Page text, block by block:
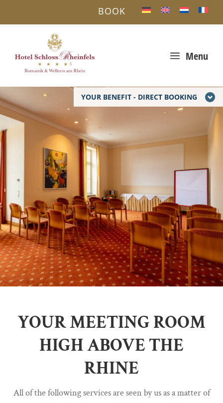
YOUR BENEFIT - DIRECT BOOKING
a Menu
BOOK
YOUR MEETING ROOM
HIGH ABOVE THE
RHINE
All of the following services are seen by us as a matter of